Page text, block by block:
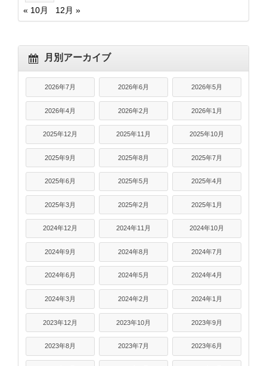
« 10月
12月 »
月別アーカイブ
2026年7月 2026年6月 2026年5月
2026年4月 2026年2月 2026年1月
2025年12月 2025年11月 2025年10月
2025年9月 2025年8月 2025年7月
2025年6月 2025年5月 2025年4月
2025年3月 2025年2月 2025年1月
2024年12月 2024年11月 2024年10月
2024年9月 2024年8月 2024年7月
2024年6月 2024年5月 2024年4月
2024年3月 2024年2月 2024年1月
2023年12月 2023年10月 2023年9月
2023年8月 2023年7月 2023年6月